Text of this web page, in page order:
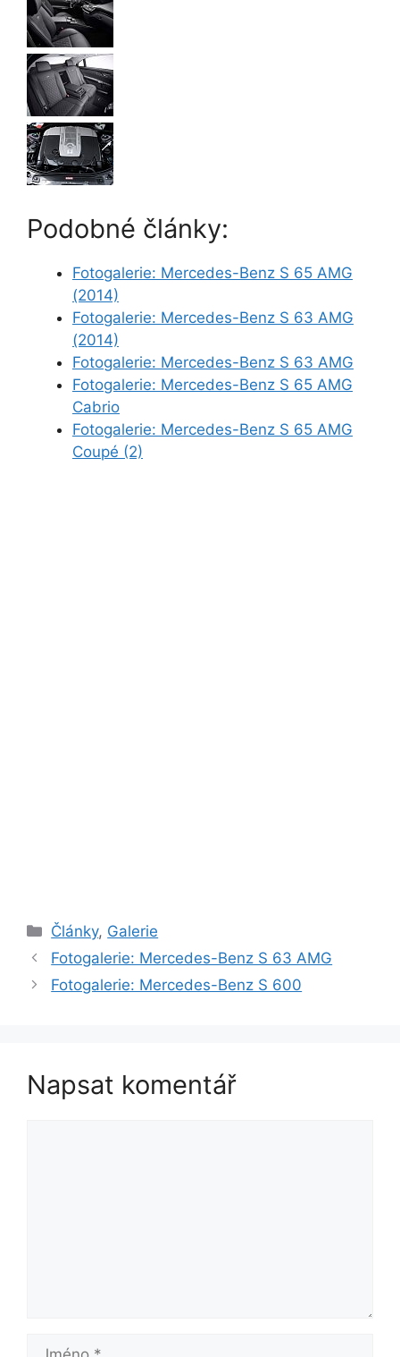
Podobné články:
Fotogalerie: Mercedes-Benz S 65 AMG
(2014)
Fotogalerie: Mercedes-Benz S 63 AMG
(2014)
Fotogalerie: Mercedes-Benz S 63 AMG
Fotogalerie: Mercedes-Benz S 65 AMG
Cabrio
Fotogalerie: Mercedes-Benz S 65 AMG
Coupé (2)
Rubriky
Články, Galerie
Fotogalerie: Mercedes-Benz S 63 AMG
Fotogalerie: Mercedes-Benz S 600
Napsat komentář
Jméno